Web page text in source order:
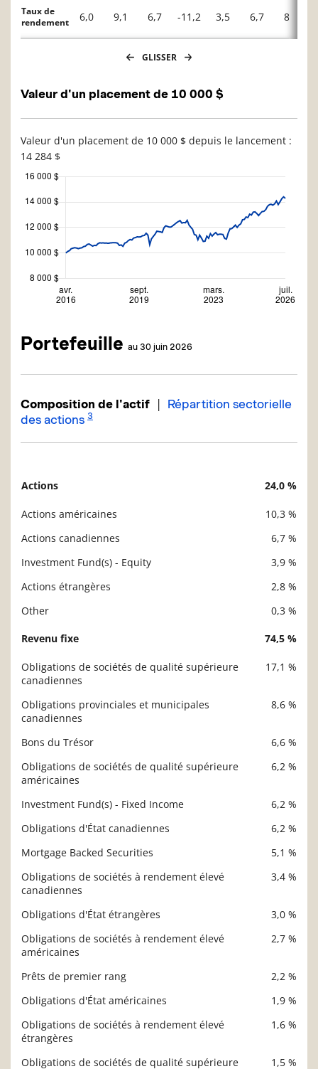
Taux de
rendement
6,0 9,1 6,7 -11,2 3,5 6,7 8,1
GLISSER
Valeur d'un placement de 10 000 $
Valeur d'un placement de 10 000 $ depuis le lancement :
14 284 $
Portefeuille au 30 juin 2026
Composition de l'actif | Répartition sectorielle
des actions 3
Actions 24,0 %
Actions américaines
10,3 %
Actions canadiennes
6,7 %
Investment Fund(s) - Equity
3,9 %
Actions étrangères
2,8 %
Other
0,3 %
Revenu fixe 74,5 %
Obligations de sociétés de qualité supérieure
canadiennes
17,1 %
Obligations provinciales et municipales
canadiennes
8,6 %
Bons du Trésor
6,6 %
Obligations de sociétés de qualité supérieure
américaines
6,2 %
Investment Fund(s) - Fixed Income
6,2 %
Obligations d'État canadiennes
6,2 %
Mortgage Backed Securities
5,1 %
Obligations de sociétés à rendement élevé
canadiennes
3,4 %
Obligations d'État étrangères
3,0 %
Obligations de sociétés à rendement élevé
américaines
2,7 %
Prêts de premier rang
2,2 %
Obligations d'État américaines
1,9 %
Obligations de sociétés à rendement élevé
étrangères
1,6 %
Obligations de sociétés de qualité supérieure
1,5 %